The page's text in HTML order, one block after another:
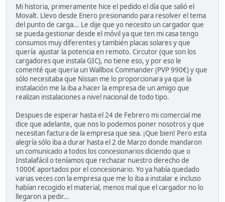
Mi historia, primeramente hice el pedido el día que salió el
Movalt. Llevo desde Enero presionando para resolver el tema
del punto de carga... Le dije que yo necesito un cargador que
se pueda gestionar desde el móvil ya que ten mi casa tengo
consumos muy diferentes y también placas solares y que
quería ajustar la potencia en remoto. Circutor (que son los
cargadores que instala GIC), no tiene eso, y por eso le
comenté que queria un Wallbox Commander (PVP 990€) y que
sólo necesitaba que Nissan me lo proporcionara ya que la
instalación me la iba a hacer la empresa de un amigo que
realizan instalaciones a nivel nacional de todo tipo.
Despues de esperar hasta el 24 de Febrero mi comercial me
dice que adelante, que nos lo podemos poner nosotros y que
necesitan factura de la empresa que sea. ¡Que bien! Pero esta
alegría sólo iba a durar hasta el 2 de Marzo donde mandaron
un comunicado a todos los concesionarios diciendo que o
Instalafácil o teníamos que rechazar nuestro derecho de
1000€ aportados por el concesionario. Yo ya había quedado
varias veces con la empresa que me lo iba a instalar e incluso
habían recogido el material, menos mal que el cargador no lo
llegaron a pedir...